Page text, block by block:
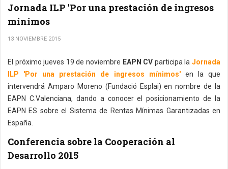
Jornada ILP 'Por una prestación de ingresos
mínimos
13 NOVIEMBRE 2015
El próximo jueves 19 de noviembre EAPN CV participa laJornada
ILP 'Por una prestación de ingresos mínimos'en la que
intervendrá Amparo Moreno (Fundació Esplai) en nombre de la
EAPN C.Valenciana, dando a conocer el posicionamiento de la
EAPN ES sobre el Sistema de Rentas Mínimas Garantizadas en
España.
Conferencia sobre la Cooperación al
Desarrollo 2015